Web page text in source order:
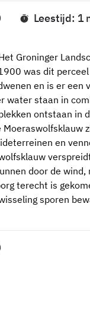
Leestijd: 1
Groninger
was dit
en is er
water staan in
ontstaan in
en
door de
terecht is
sporen